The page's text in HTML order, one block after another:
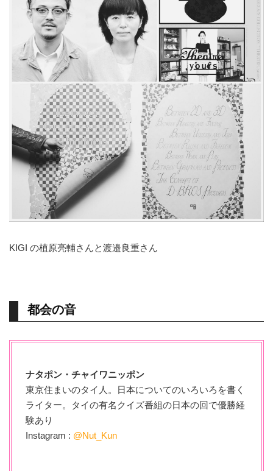
KIGI の植原亮輔さんと渡邉良重さん
都会の音
ナタポン・チャイワニッポン
東京住まいのタイ人。日本についてのいろいろを書く
ライター。タイの有名クイズ番組の日本の回で優勝経
験あり
Instagram : @Nut_Kun